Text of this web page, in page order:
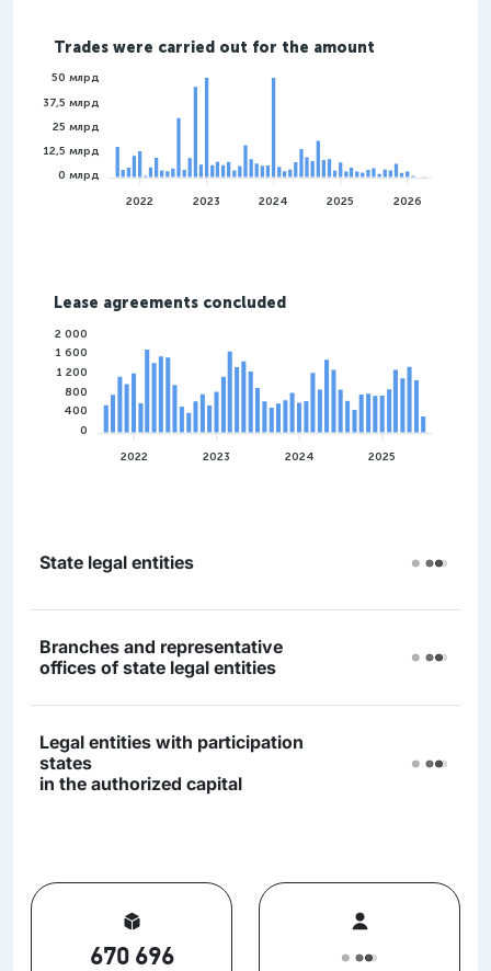
Trades were carried out for the amount
50 млрд
37,5 млрд
25 млрд
12,5 млрд
0 млрд
2022 2023 2024 2025 2026
Lease agreements concluded
2 000
1 600
1 200
800
400
0
2022
2023 2024 2025
State legal entities
Branches and representative
offices of state legal entities
Legal entities with participation
states
in the authorized capital
670 696